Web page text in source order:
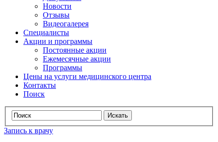
Новости
Отзывы
Видеогалерея
Специалисты
Акции и программы
Постоянные акции
Ежемесячные акции
Программы
Цены на услуги медицинского центра
Контакты
Поиск
Запись к врачу